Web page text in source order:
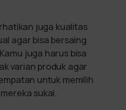
juga kualitas
agar bisa bersaing
juga harus bisa
varian produk agar
untuk memilih
sukai.